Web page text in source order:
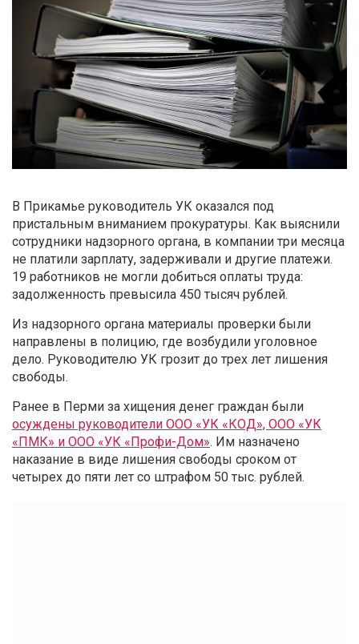
В Прикамье руководитель УК оказался под
пристальным вниманием прокуратуры. Как выяснили
сотрудники надзорного органа, в компании три месяца
не платили зарплату, задерживали и другие платежи.
19 работников не могли добиться оплаты труда:
задолженность превысила 450 тысяч рублей.
Из надзорного органа материалы проверки были
направлены в полицию, где возбудили уголовное
дело. Руководителю УК грозит до трех лет лишения
свободы.
Ранее в Перми за хищения денег граждан были
осуждены руководители ООО «УК «КОД», ООО «УК
«ПМК» и ООО «УК «Профи-Дом». Им назначено
наказание в виде лишения свободы сроком от
четырех до пяти лет со штрафом 50 тыс. рублей.